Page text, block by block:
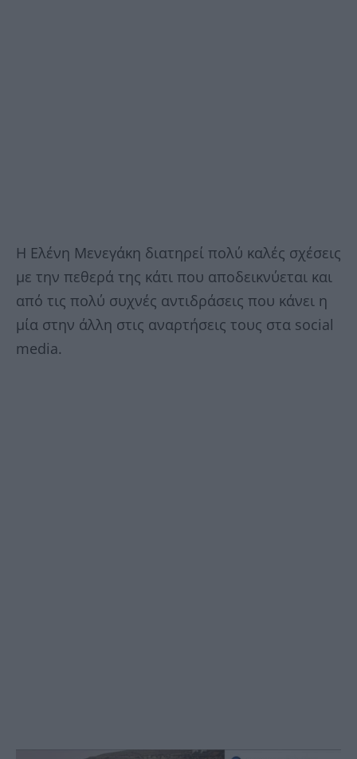
Η Ελένη Μενεγάκη διατηρεί πολύ καλές σχέσεις
με την πεθερά της κάτι που αποδεικνύεται και
από τις πολύ συχνές αντιδράσεις που κάνει η
μία στην άλλη στις αναρτήσεις τους στα social
media.